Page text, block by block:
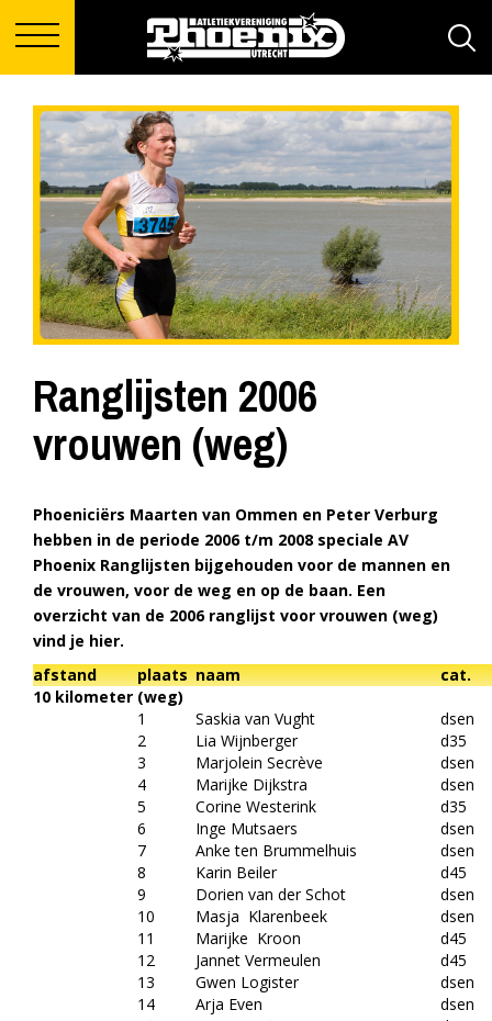
Ranglijsten 2006
vrouwen (weg)
Phoeniciërs Maarten van Ommen en Peter Verburg
hebben in de periode 2006 t/m 2008 speciale AV
Phoenix Ranglijsten bijgehouden voor de mannen en
de vrouwen, voor de weg en op de baan. Een
overzicht van de 2006 ranglijst voor vrouwen (weg)
vind je hier.
afstand
plaats naam
cat.
10 kilometer (weg)
1
Saskia van Vught
dsen
2
Lia Wijnberger
d35
3
Marjolein Secrève
dsen
4
Marijke Dijkstra
dsen
5
Corine Westerink
d35
6
Inge Mutsaers
dsen
7
Anke ten Brummelhuis
dsen
8
Karin Beiler
d45
9
Dorien van der Schot
dsen
10
Masja Klarenbeek
dsen
11
Marijke Kroon
d45
12
Jannet Vermeulen
d45
13
Gwen Logister
dsen
14
Arja Even
dsen